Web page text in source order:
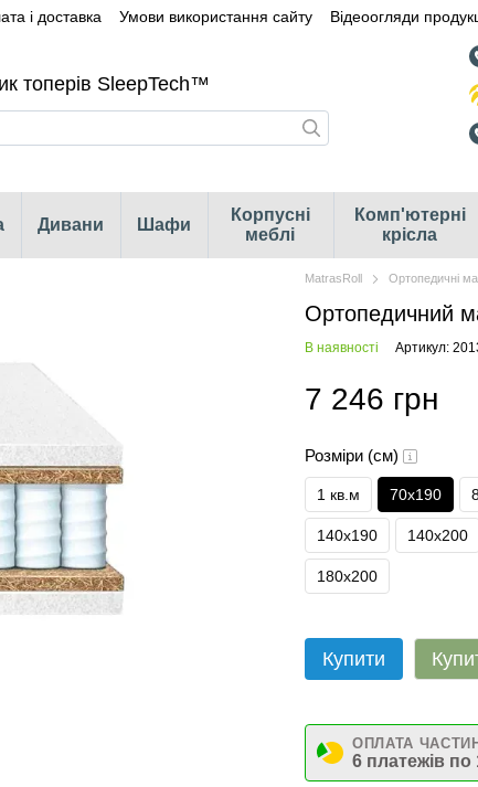
і доставка Умови використання сайту Відеоогляди
топерів SleepTech™
Дивани Шафи
Корпусні
меблі
Комп'ютерні
крісла
MatrasRoll Ортопедичні
Ортопедичний
В наявності Артикул:
7 246 грн
Розміри (см)
1 кв.м 70х190
140х190 140х200
180х200
Купити
ОПЛАТА
6 платежів по